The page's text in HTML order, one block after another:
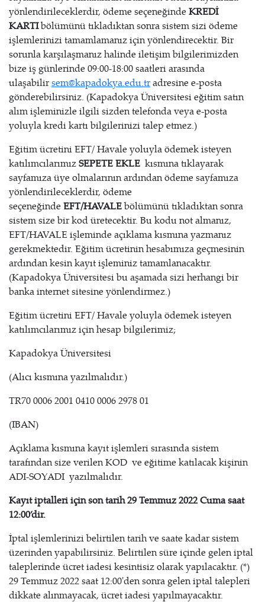
yönlendirileceklerdir, ödeme seçeneğinde KREDİ
KARTIbölümünü tıkladıktan sonra sistem sizi ödeme
işlemlerinizi tamamlamanız için yönlendirecektir. Bir
sorunla karşılaşmanız halinde iletişim bilgilerimizden
bize iş günlerinde 09:00-18:00 saatleri arasında
ulaşabilirsem@kapadokya.edu.tradresine e-posta
gönderebilirsiniz. (Kapadokya Üniversitesi eğitim satın
alım işleminizle ilgili sizden telefonda veya e-posta
yoluyla kredi kartı bilgilerinizi talep etmez.)
Eğitim ücretini EFT/ Havale yoluyla ödemek isteyen
katılımcılarımızSEPETE EKLE kısmına tıklayarak
sayfamıza üye olmalarının ardından ödeme sayfamıza
yönlendirileceklerdir, ödeme
seçeneğinde EFT/HAVALEbölümünü tıkladıktan sonra
sistem size bir kod üretecektir. Bu kodu not almanız,
EFT/HAVALE işleminde açıklama kısmına yazmanız
gerekmektedir. Eğitim ücretinin hesabımıza geçmesinin
ardından kesin kayıt işleminiz tamamlanacaktır.
(Kapadokya Üniversitesi bu aşamada sizi herhangi bir
banka internet sitesine yönlendirmez.)
Eğitim ücretini EFT/ Havale yoluyla ödemek isteyen
katılımcılarımız için hesap bilgilerimiz;
Kapadokya Üniversitesi
(Alıcı kısmına yazılmalıdır.)
TR70 0006 2001 0410 0006 2978 01
(IBAN)
Açıklama kısmına kayıt işlemleri sırasında sistem
tarafından size verilen KOD ve eğitime katılacak kişinin
ADI-SOYADI yazılmalıdır.
Kayıt iptalleri için son tarih 29 Temmuz 2022 Cuma saat
12:00’dir.
İptal işlemlerinizi belirtilen tarih ve saate kadar sistem
üzerinden yapabilirsiniz. Belirtilen süre içinde gelen iptal
taleplerinde ücret iadesi kesintisiz olarak yapılacaktır. (*)
29 Temmuz 2022 saat 12:00'den sonra gelen iptal talepleri
dikkate alınmayacak, ücret iadesi yapılmayacaktır.